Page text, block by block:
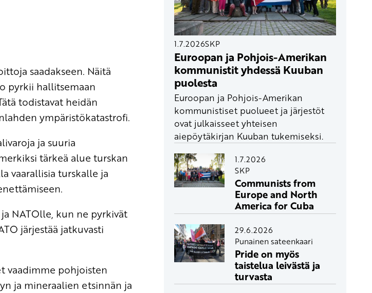
saadakseen. Näitä
pyrkii hallitsemaan
todistavat heidän
ympäristökatastrofi.
ja suuria
tärkeä alue turskan
vaarallisia turskalle ja
NATOlle, kun ne pyrkivät
järjestää jatkuvasti
vaadimme pohjoisten
ja mineraalien etsinnän ja
1.7.2026SKP
Euroopan ja Pohjois-Amerikan
kommunistit yhdessä Kuuban
puolesta
Euroopan ja Pohjois-Amerikan
kommunistiset puolueet ja järjestöt
ovat julkaisseet yhteisen
aiepöytäkirjan Kuuban tukemiseksi.
1.7.2026
SKP
Communists from
Europe and North
America for Cuba
29.6.2026
Punainen sateenkaari
Pride on myös
taistelua leivästä ja
turvasta